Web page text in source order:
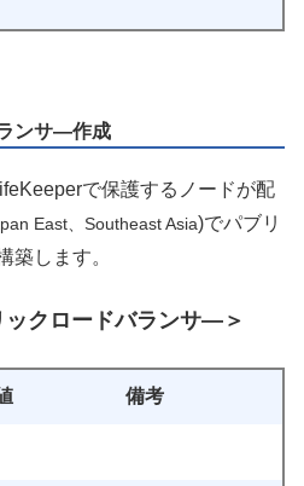
ンサ―作成
で保護するノードが配
East、Southeast Asia)でパブリ
築します。
クロードバランサ―＞
備考